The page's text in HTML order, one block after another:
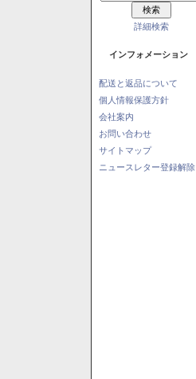
詳細検索
インフォメーション
配送と返品について
個人情報保護方針
会社案内
お問い合わせ
サイトマップ
ニュースレター登録解除